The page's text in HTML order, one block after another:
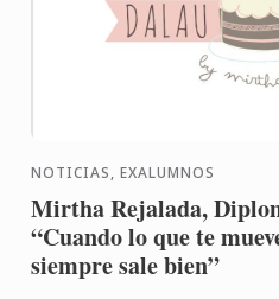
NOTICIAS, EXALUMNOS
Mirtha Rejalada,
“Cuando lo que te
siempre sale bien”